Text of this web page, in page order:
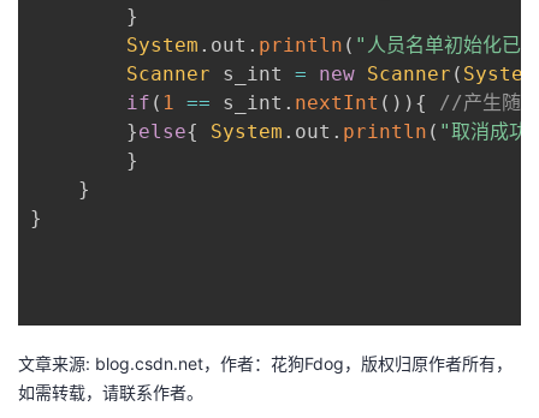
动
关
的
我
}
System . out . println ( "人员名单初始化已
Scanner s_int = new Scanner ( System
if ( 1 == s_int . nextInt ( ) ) {
//产生随
}else{ System . out . println ( "取消成功"
}
}
}
文章来源: blog.csdn.net，作者：花狗Fdog，版权归原作者所有，
如需转载，请联系作者。